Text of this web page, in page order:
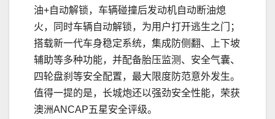
油+自动解锁，车辆碰撞后发动机自动断油熄
火，同时车辆自动解锁，为用户打开逃生之门；
搭载新一代车身稳定系统，集成防侧翻、上下坡
辅助等多种功能，并配备胎压监测、安全气囊、
四轮盘刹等安全配置，最大限度防范意外发生。
值得一提的是，长城炮还以强劲安全性能，荣获
澳洲ANCAP五星安全评级。